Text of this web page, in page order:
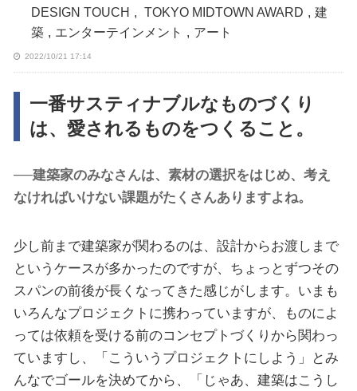
DESIGN TOUCH , TOKYO MIDTOWN AWARD , 建
築 , エンターテインメント , アート
2022/10/21 17:14
一番サスティナブルなものづくり
は、愛されるものをつくること。
──建築家のみなさんは、素材の選択をはじめ、考え
なければいけない課題がたくさんありますよね。
少し前まで建築家が関わるのは、設計からお渡しまで
というケースが多かったのですが、ちょっとずつその
スパンの前後が長くなってきた感じがします。いまも
いろんなプロジェクトに携わっていますが、ものによ
っては依頼を受ける前のコンセプトづくりから関わっ
ていますし、「こういうプロジェクトにしよう」とみ
んなでゴールを決めてから、「じゃあ、建築はこうし